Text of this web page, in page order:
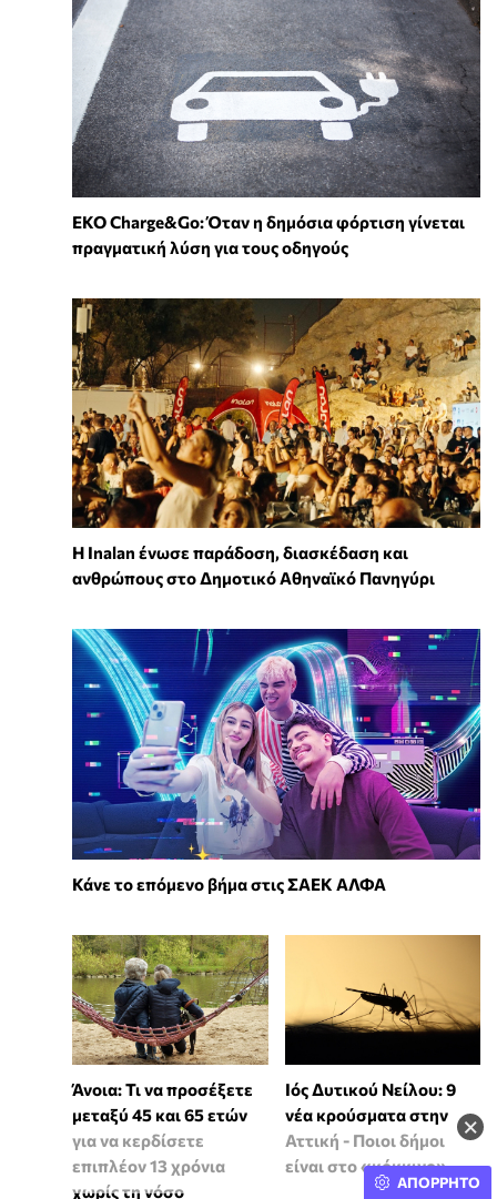
×
EKO Charge&Go: Όταν η δημόσια φόρτιση γίνεται
πραγματική λύση για τους οδηγούς
Η Inalan ένωσε παράδοση, διασκέδαση και
ανθρώπους στο Δημοτικό Αθηναϊκό Πανηγύρι
Κάνε το επόμενο βήμα στις ΣΑΕΚ ΑΛΦΑ
Άνοια: Τι να προσέξετε
μεταξύ 45 και 65 ετών
για να κερδίσετε
επιπλέον 13 χρόνια
χωρίς τη νόσο
Ιός Δυτικού Νείλου: 9
νέα κρούσματα στην
Αττική - Ποιοι δήμοι
είναι στο «κόκκινο»
ΑΠΟΡΡΗΤΟ